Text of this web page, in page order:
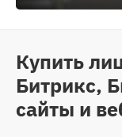
Купить
Битрикс,
сайты и